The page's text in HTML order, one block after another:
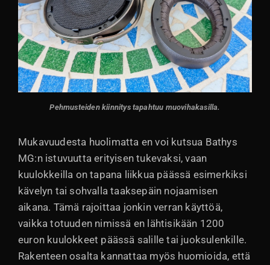
Pehmusteiden kiinnitys tapahtuu muovihakasilla.
Mukavuudesta huolimatta en voi kutsua Bathys
MG:n istuvuutta erityisen tukevaksi, vaan
kuulokkeilla on tapana liikkua päässä esimerkiksi
kävelyn tai sohvalla taaksepäin nojaamisen
aikana. Tämä rajoittaa jonkin verran käyttöä,
vaikka totuuden nimissä en lähtisikään 1200
euron kuulokkeet päässä salille tai juoksulenkille.
Rakenteen osalta kannattaa myös huomioida, että